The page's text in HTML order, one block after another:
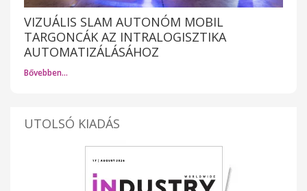
VIZUÁLIS SLAM AUTONÓM MOBIL
TARGONCÁK AZ INTRALOGISZTIKA
AUTOMATIZÁLÁSÁHOZ
Bővebben…
UTOLSÓ KIADÁS